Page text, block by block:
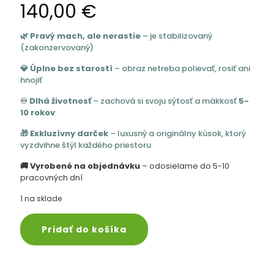
140,00 €
🌿 Pravý mach, ale nerastie – je stabilizovaný
(zakonzervovaný)
💎 Úplne bez starostí – obraz netreba polievať, rosiť ani
hnojiť
♾️ Dlhá životnosť– zachová si svoju sýtosť a mäkkosť 5-
10 rokov
🎁 Exkluzívny darček – luxusný a originálny kúsok, ktorý
vyzdvihne štýl každého priestoru
🚚 Vyrobené na objednávku – odosielame do 5-10
pracovných dní
1 na sklade
Pridať do košíka